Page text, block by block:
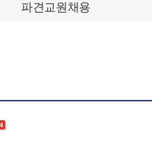
파견교원채용